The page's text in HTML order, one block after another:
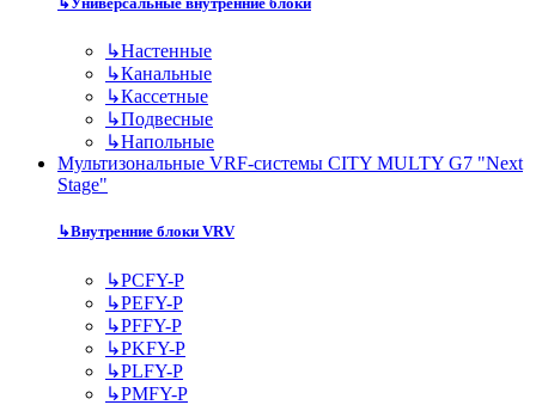
↳Настенные
↳Канальные
↳Кассетные
↳Подвесные
↳Напольные
Мультизональные VRF-системы CITY MULTY G7 "Next
Stage"
↳Внутренние блоки VRV
↳PCFY-P
↳PEFY-P
↳PFFY-P
↳PKFY-P
↳PLFY-P
↳PMFY-P